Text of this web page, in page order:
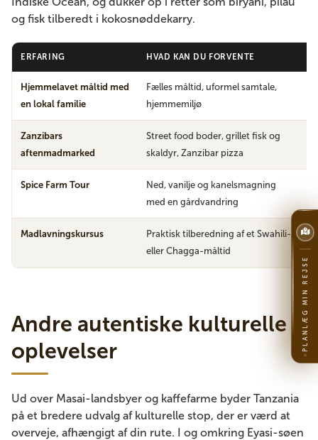
og fisk tilberedt i kokosnøddekarry.
ERFARING HVAD KAN DU FORVENTE
Hjemmelavet måltid med
en lokal familie
Fælles måltid, uformel samtale,
hjemmemiljø
Zanzibars
aftenmadmarked
Street food boder, grillet fisk og
skaldyr, Zanzibar pizza
Spice Farm Tour
Ned, vanilje og kanelsmagning
med en gårdvandring
Madlavningskursus
Praktisk tilberedning af et Swahili-
eller Chagga-måltid
Andre autentiske kulturelle
oplevelser
Ud over Masai-landsbyer og kaffefarme byder Tanzania
på et bredere udvalg af kulturelle stop, der er værd at
overveje, afhængigt af din rute. I og omkring Eyasi-søen
PLANLÆG MIN REJSE